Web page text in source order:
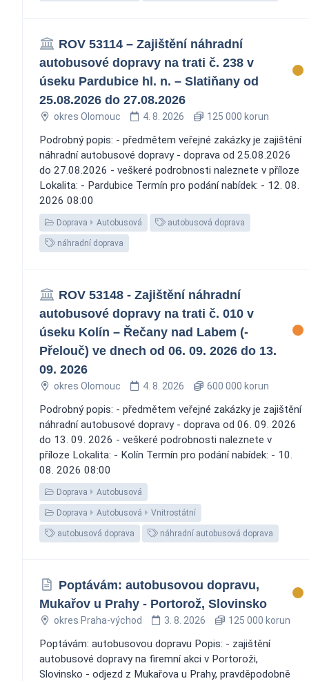
ROV 53114 – Zajištění náhradní
autobusové dopravy na trati č. 238 v
úseku Pardubice hl. n. – Slatiňany od
25.08.2026 do 27.08.2026
okres Olomouc 4. 8. 2026 125 000 korun
Podrobný popis: - předmětem veřejné zakázky je zajištění
náhradní autobusové dopravy - doprava od 25.08.2026
do 27.08.2026 - veškeré podrobnosti naleznete v příloze
Lokalita: - Pardubice Termín pro podání nabídek: - 12. 08.
2026 08:00
Doprava Autobusová autobusová doprava
náhradní doprava
ROV 53148 - Zajištění náhradní
autobusové dopravy na trati č. 010 v
úseku Kolín – Řečany nad Labem (-
Přelouč) ve dnech od 06. 09. 2026 do 13.
09. 2026
okres Olomouc 4. 8. 2026 600 000 korun
Podrobný popis: - předmětem veřejné zakázky je zajištění
náhradní autobusové dopravy - doprava od 06. 09. 2026
do 13. 09. 2026 - veškeré podrobnosti naleznete v
příloze Lokalita: - Kolín Termín pro podání nabídek: - 10.
08. 2026 08:00
Doprava Autobusová
Doprava Autobusová Vnitrostátní
autobusová doprava náhradní autobusová doprava
Poptávám: autobusovou dopravu,
Mukařov u Prahy - Portorož, Slovinsko
okres Praha-východ 3. 8. 2026 125 000 korun
Poptávám: autobusovou dopravu Popis: - zajištění
autobusové dopravy na firemní akci v Portoroži,
Slovinsko - odjezd z Mukařova u Prahy, pravděpodobně